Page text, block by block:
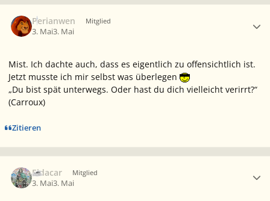
Perianwen Mitglied
3. Mai3. Mai
Mist. Ich dachte auch, dass es eigentlich zu offensichtlich ist.
Jetzt musste ich mir selbst was überlegen
„Du bist spät unterwegs. Oder hast du dich vielleicht verirrt?“
(Carroux)
Zitieren
Eldacar Mitglied
3. Mai3. Mai